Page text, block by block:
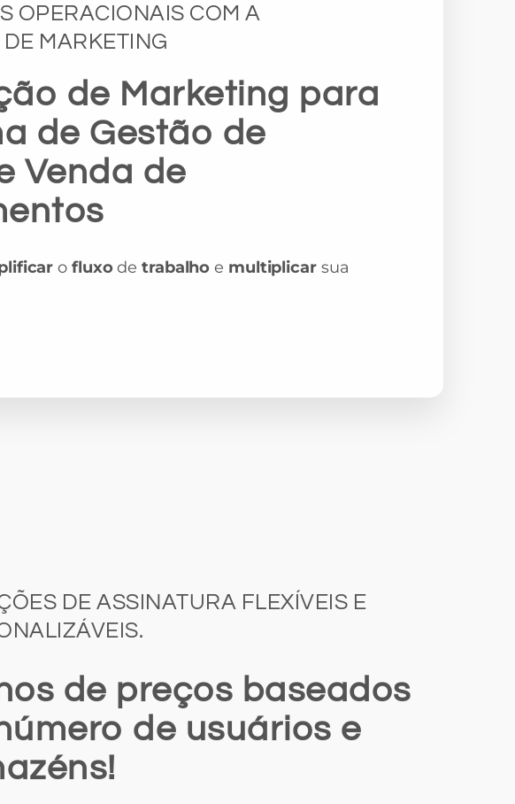
OPERACIONAIS COM A
MARKETING
de Marketing para
de Gestão de
Venda de
o fluxode trabalho e multiplicar sua
DE ASSINATURA FLEXÍVEIS E
de preços baseados
de usuários e